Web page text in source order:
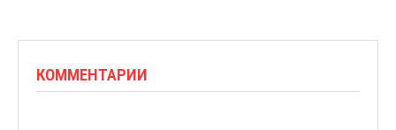
КОММЕНТАРИИ